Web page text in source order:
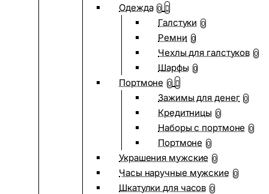
Одежда 0
Галстуки 0
Ремни 0
Чехлы для галстуков 0
Шарфы 0
Портмоне 0
Зажимы для денег 0
Кредитницы 0
Наборы с портмоне 0
Портмоне 0
Украшения мужские 0
Часы наручные мужские 0
Шкатулки для часов 0